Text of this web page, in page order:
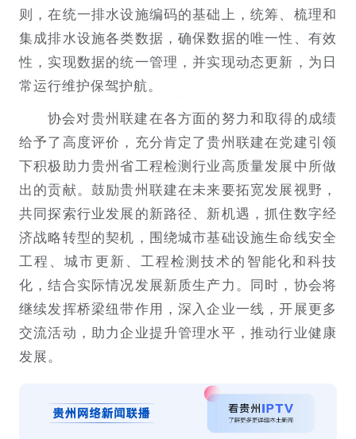
则，在统一排水设施编码的基础上，统筹、梳理和
集成排水设施各类数据，确保数据的唯一性、有效
性，实现数据的统一管理，并实现动态更新，为日
常运行维护保驾护航。
协会对贵州联建在各方面的努力和取得的成绩
给予了高度评价，充分肯定了贵州联建在党建引领
下积极助力贵州省工程检测行业高质量发展中所做
出的贡献。鼓励贵州联建在未来要拓宽发展视野，
共同探索行业发展的新路径、新机遇，抓住数字经
济战略转型的契机，围绕城市基础设施生命线安全
工程、城市更新、工程检测技术的智能化和科技
化，结合实际情况发展新质生产力。同时，协会将
继续发挥桥梁纽带作用，深入企业一线，开展更多
交流活动，助力企业提升管理水平，推动行业健康
发展。